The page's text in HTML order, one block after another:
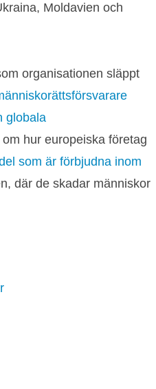
Moldavien och
organisationen släppt
globala
hur europeiska företag
som är förbjudna inom
där de skadar människor